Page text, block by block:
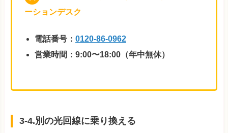
ーションデスク
電話番号： 0120-86-0962
営業時間：9:00〜18:00（年中無休）
3-4.別の光回線に乗り換える